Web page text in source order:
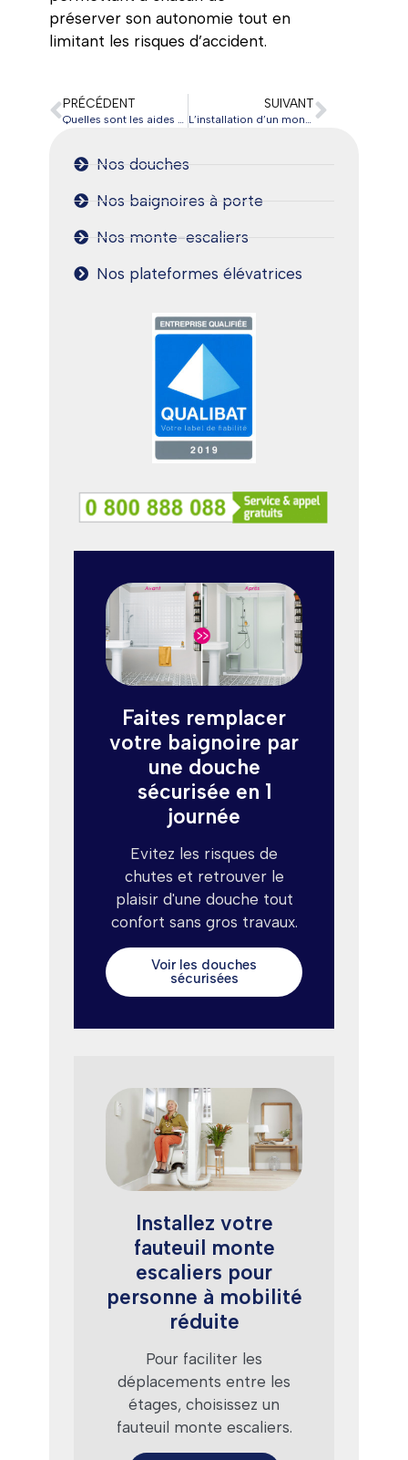
préserver son autonomie tout en
limitant les risques d’accident.
PRÉCÉDENT
Quelles sont les aides de l’Etat pour le maintien à domicile des personnes à mobilité réduite ?
SUIVANT
L’installation d’un monte escaliers pour faciliter l’accès aux étages
Nos douches
Nos baignoires à porte
Nos monte-escaliers
Nos plateformes élévatrices
Faites remplacer
votre baignoire par
une douche
sécurisée en 1
journée
Evitez les risques de
chutes et retrouver le
plaisir d'une douche tout
confort sans gros travaux.
Voir les douches
sécurisées
Installez votre
fauteuil monte
escaliers pour
personne à mobilité
réduite
Pour faciliter les
déplacements entre les
étages, choisissez un
fauteuil monte escaliers.